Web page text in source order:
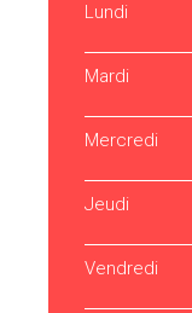
Lundi
Mardi
Mercredi
Jeudi
Vendredi